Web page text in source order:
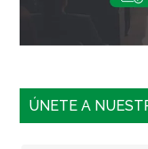
ÚNETE A